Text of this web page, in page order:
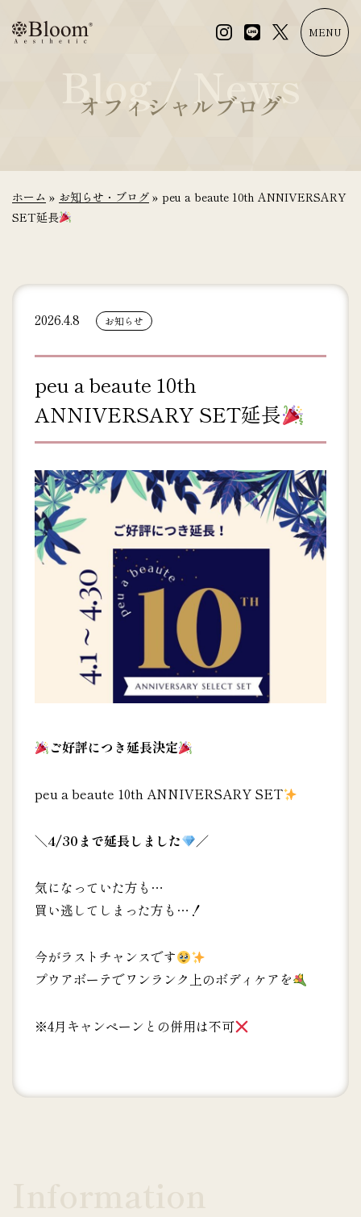
MENU
Blog / News
オフィシャルブログ
ホーム » お知らせ・ブログ » peu a beaute 10th ANNIVERSARY
SET延長
2026.4.8 お知らせ
peu a beaute 10th
ANNIVERSARY SET延長
ご好評につき延長決定
peu a beaute 10th ANNIVERSARY SET
＼4/30まで延長しました ／
気になっていた方も…
買い逃してしまった方も…！
今がラストチャンスです
プウアボーテでワンランク上のボディケアを
※4月キャンペーンとの併用は不可